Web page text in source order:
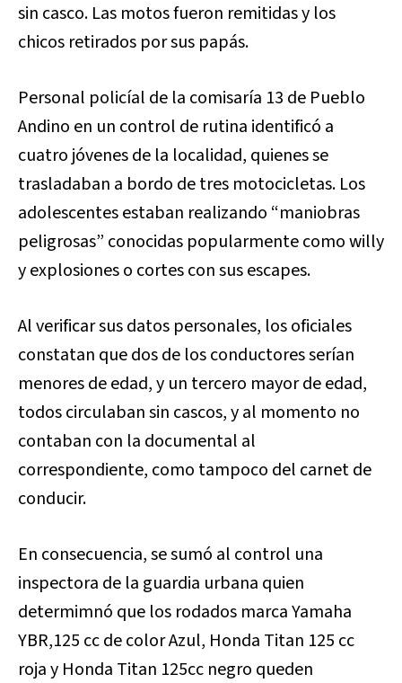
sin casco. Las motos fueron remitidas y los
chicos retirados por sus papás.
Personal policíal de la comisaría 13 de Pueblo
Andino en un control de rutina identificó a
cuatro jóvenes de la localidad, quienes se
trasladaban a bordo de tres motocicletas. Los
adolescentes estaban realizando “maniobras
peligrosas” conocidas popularmente como willy
y explosiones o cortes con sus escapes.
Al verificar sus datos personales, los oficiales
constatan que dos de los conductores serían
menores de edad, y un tercero mayor de edad,
todos circulaban sin cascos, y al momento no
contaban con la documental al
correspondiente, como tampoco del carnet de
conducir.
En consecuencia, se sumó al control una
inspectora de la guardia urbana quien
determimnó que los rodados marca Yamaha
YBR,125 cc de color Azul, Honda Titan 125 cc
roja y Honda Titan 125cc negro queden